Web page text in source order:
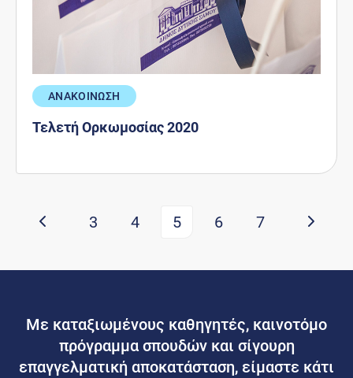
ΑΝΑΚΟΙΝΩΣΗ
Τελετή Ορκωμοσίας 2020
3 4 5 6 7
Με καταξιωμένους καθηγητές, καινοτόμο
πρόγραμμα σπουδών και σίγουρη
επαγγελματική αποκατάσταση, είμαστε κάτι